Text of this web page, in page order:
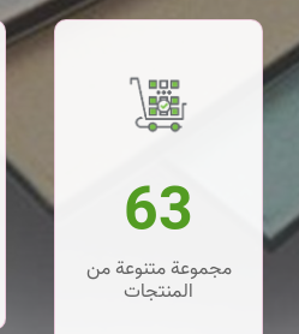
63
مجموعة متنوعة من
المنتجات